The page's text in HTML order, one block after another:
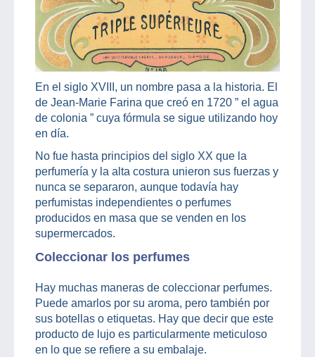
En el siglo XVIII, un nombre pasa a la historia. El
de Jean-Marie Farina que creó en 1720 ” el agua
de colonia ” cuya fórmula se sigue utilizando hoy
en día.
No fue hasta principios del siglo XX que la
perfumería y la alta costura unieron sus fuerzas y
nunca se separaron, aunque todavía hay
perfumistas independientes o perfumes
producidos en masa que se venden en los
supermercados.
Coleccionar los perfumes
Hay muchas maneras de coleccionar perfumes.
Puede amarlos por su aroma, pero también por
sus botellas o etiquetas. Hay que decir que este
producto de lujo es particularmente meticuloso
en lo que se refiere a su embalaje.